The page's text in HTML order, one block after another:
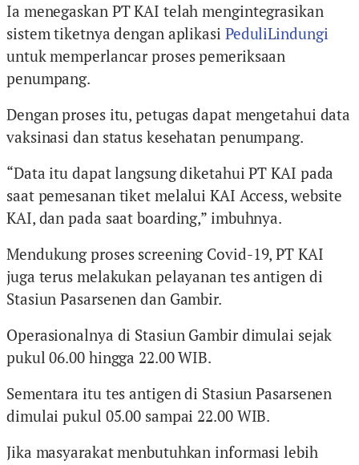
Ia menegaskan PT KAI telah mengintegrasikan
sistem tiketnya dengan aplikasi PeduliLindungi
untuk memperlancar proses pemeriksaan
penumpang.
Dengan proses itu, petugas dapat mengetahui data
vaksinasi dan status kesehatan penumpang.
“Data itu dapat langsung diketahui PT KAI pada
saat pemesanan tiket melalui KAI Access, website
KAI, dan pada saat boarding,” imbuhnya.
Mendukung proses screening Covid-19, PT KAI
juga terus melakukan pelayanan tes antigen di
Stasiun Pasarsenen dan Gambir.
Operasionalnya di Stasiun Gambir dimulai sejak
pukul 06.00 hingga 22.00 WIB.
Sementara itu tes antigen di Stasiun Pasarsenen
dimulai pukul 05.00 sampai 22.00 WIB.
Jika masyarakat menbutuhkan informasi lebih